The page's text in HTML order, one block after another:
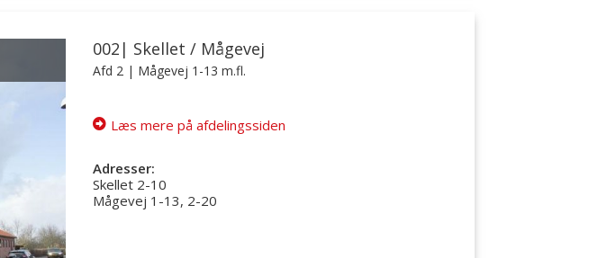
002| Skellet / Mågevej
Afd 2 | Mågevej 1-13 m.fl.
Læs mere på afdelingssiden
Adresser:
Skellet 2-10
Mågevej 1-13, 2-20